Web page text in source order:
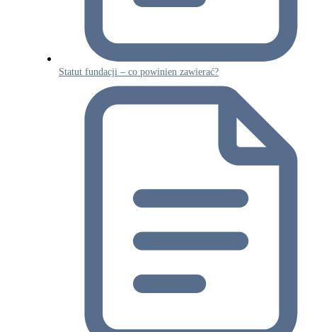
Statut fundacji – co powinien zawierać?